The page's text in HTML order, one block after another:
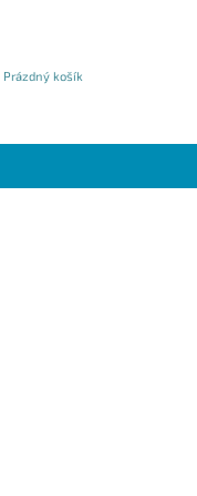
NÁKUPNÍ
Prázdný košík